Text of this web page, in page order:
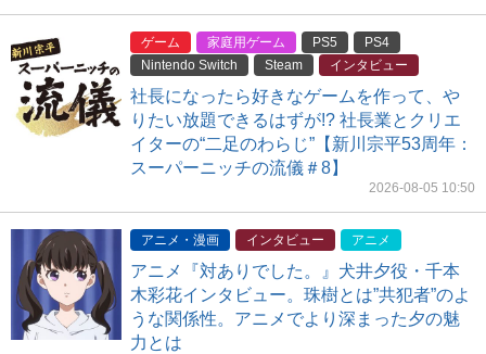
ゲーム 家庭用ゲーム PS5
PS4
Nintendo Switch
Steam インタビュー
社長になったら好きなゲームを作って、や
りたい放題できるはずが!? 社長業とクリエ
イターの“二足のわらじ”【新川宗平53周年：
スーパーニッチの流儀＃8】
2026-08-05 10:50
アニメ・漫画 インタビュー アニメ
アニメ『対ありでした。』犬井夕役・千本
木彩花インタビュー。珠樹とは”共犯者”のよ
うな関係性。アニメでより深まった夕の魅
力とは